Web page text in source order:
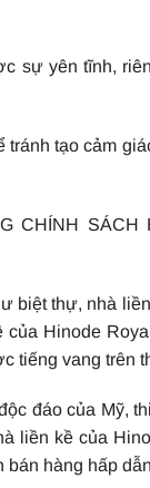
sự yên tĩnh,
tránh tạo cảm
CHÍNH
biệt thự, nhà
Hinode
tiếng vang trên
đáo của Mỹ,
liền kề của
hàng hấp